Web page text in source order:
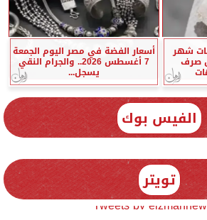
شهر
صرف
أسعار الفضة في مصر اليوم الجمعة
7 أغسطس 2026.. والجرام النقي
يسجل...
الفيس بوك
تويتر
Tweets by